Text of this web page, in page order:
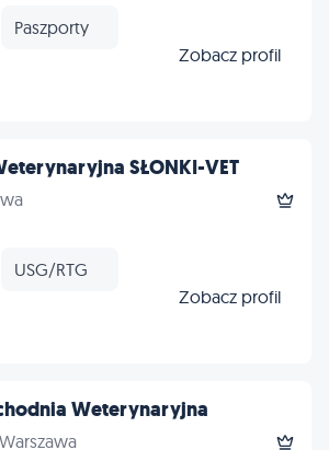
Paszporty
Zobacz profil
SŁONKI-VET
USG/RTG
Zobacz profil
Weterynaryjna